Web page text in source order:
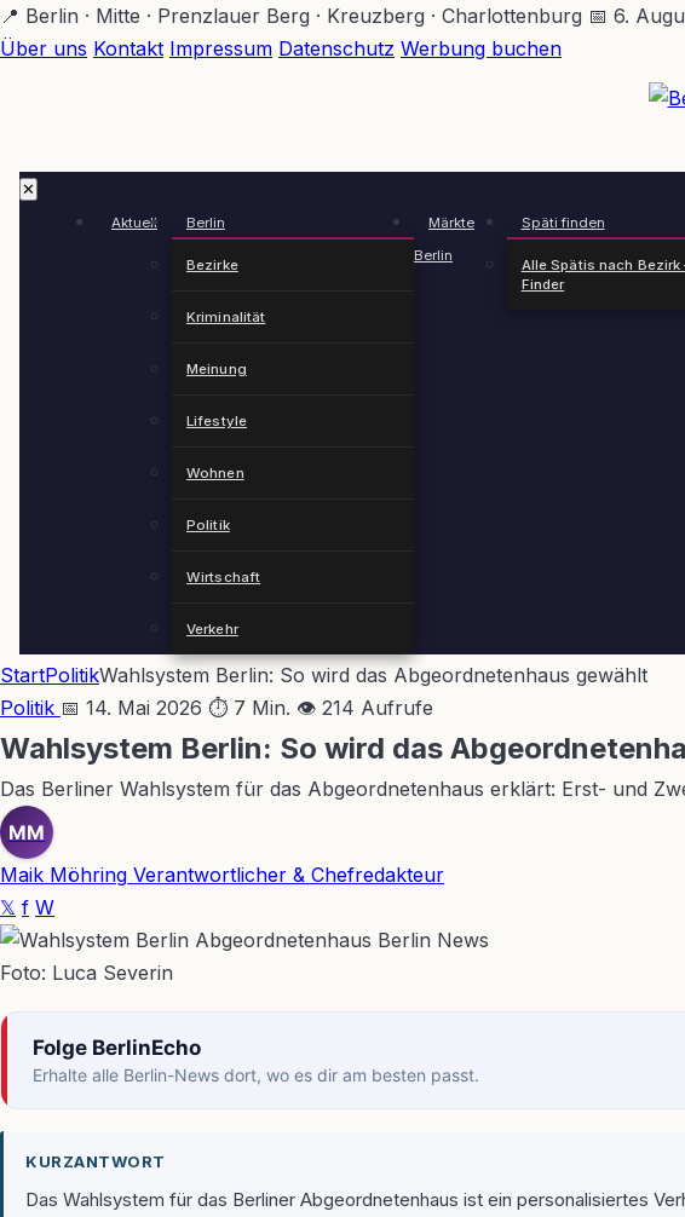
Zum
Hauptinhalt
📍 Berlin · Mitte · Prenzlauer Berg · Kreuzberg · Charlottenburg 📅 6.
Über uns Kontakt Impressum Datenschutz Werbung buchen
✕
Aktuell Berlin
Bezirke
Kriminalität
Meinung
Lifestyle
Wohnen
Politik
Wirtschaft
Verkehr
Märkte
Berlin
Späti finden
Alle Spätis nach Bezirk
Finder
StartPolitikWahlsystem Berlin: So wird das Abgeordnetenhaus gewählt
Politik 📅 14. Mai 2026 ⏱ 7 Min. 👁 214 Aufrufe
Wahlsystem Berlin: So wird das
Das Berliner Wahlsystem für das Abgeordnetenhaus erklärt: Erst- und
MM
Maik Möhring Verantwortlicher & Chefredakteur
𝕏 f W
Foto: Luca Severin
Folge BerlinEcho
Erhalte alle Berlin-News dort, wo es dir am besten passt.
KURZANTWORT
Das Wahlsystem für das Berliner Abgeordnetenhaus ist ein personalisiertes